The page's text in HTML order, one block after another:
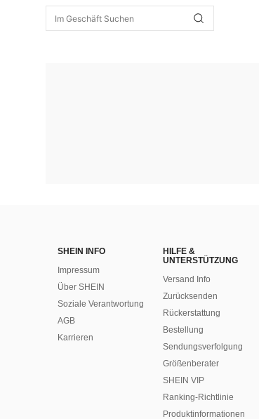
SHEIN INFO
Impressum
Über SHEIN
Soziale Verantwortung
AGB
Karrieren
HILFE &
UNTERSTÜTZUNG
Versand Info
Zurücksenden
Rückerstattung
Bestellung
Sendungsverfolgung
Größenberater
SHEIN VIP
Ranking-Richtlinie
​Produktinformationen